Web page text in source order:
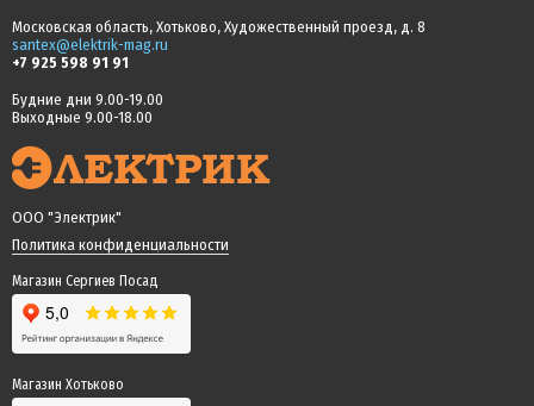
Московская область, Хотьково, Художественный проезд, д. 8
santex@elektrik-mag.ru
+7 925 598 91 91
Будние дни 9.00-19.00
Выходные 9.00-18.00
ООО "Электрик"
Политика конфиденциальности
Магазин Сергиев Посад
Магазин Хотьково